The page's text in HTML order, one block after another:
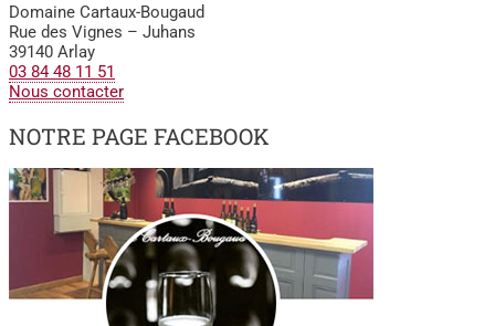
Domaine Cartaux-Bougaud
Rue des Vignes – Juhans
39140 Arlay
03 84 48 11 51
Nous contacter
NOTRE PAGE FACEBOOK